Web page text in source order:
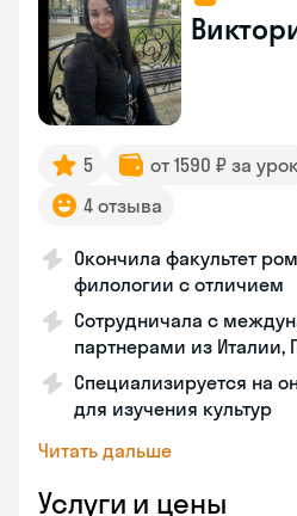
5 от 1590 ₽ за
4 отзыва
Окончила факультет
филологии с отличием
Сотрудничала с
партнерами из Италии,
Специализируется на
для изучения культур
Читать дальше
Услуги и цены